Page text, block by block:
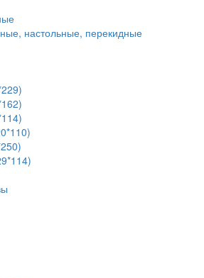
настольные, перекидные